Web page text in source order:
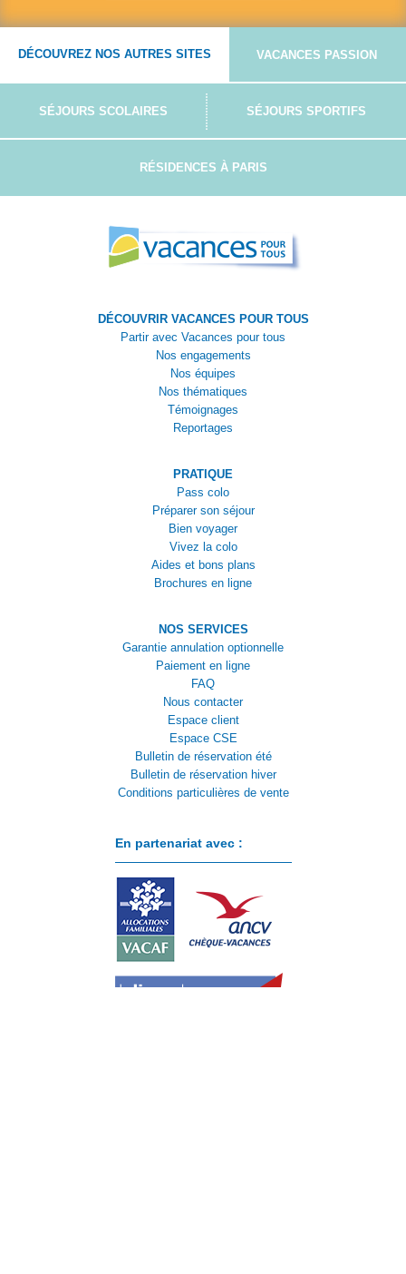
DÉCOUVREZ NOS AUTRES SITES VACANCES PASSION
SÉJOURS SCOLAIRES SÉJOURS SPORTIFS
RÉSIDENCES À PARIS
DÉCOUVRIR VACANCES POUR TOUS
Partir avec Vacances pour tous
Nos engagements
Nos équipes
Nos thématiques
Témoignages
Reportages
PRATIQUE
Pass colo
Préparer son séjour
Bien voyager
Vivez la colo
Aides et bons plans
Brochures en ligne
NOS SERVICES
Garantie annulation optionnelle
Paiement en ligne
FAQ
Nous contacter
Espace client
Espace CSE
Bulletin de réservation été
Bulletin de réservation hiver
Conditions particulières de vente
En partenariat avec :